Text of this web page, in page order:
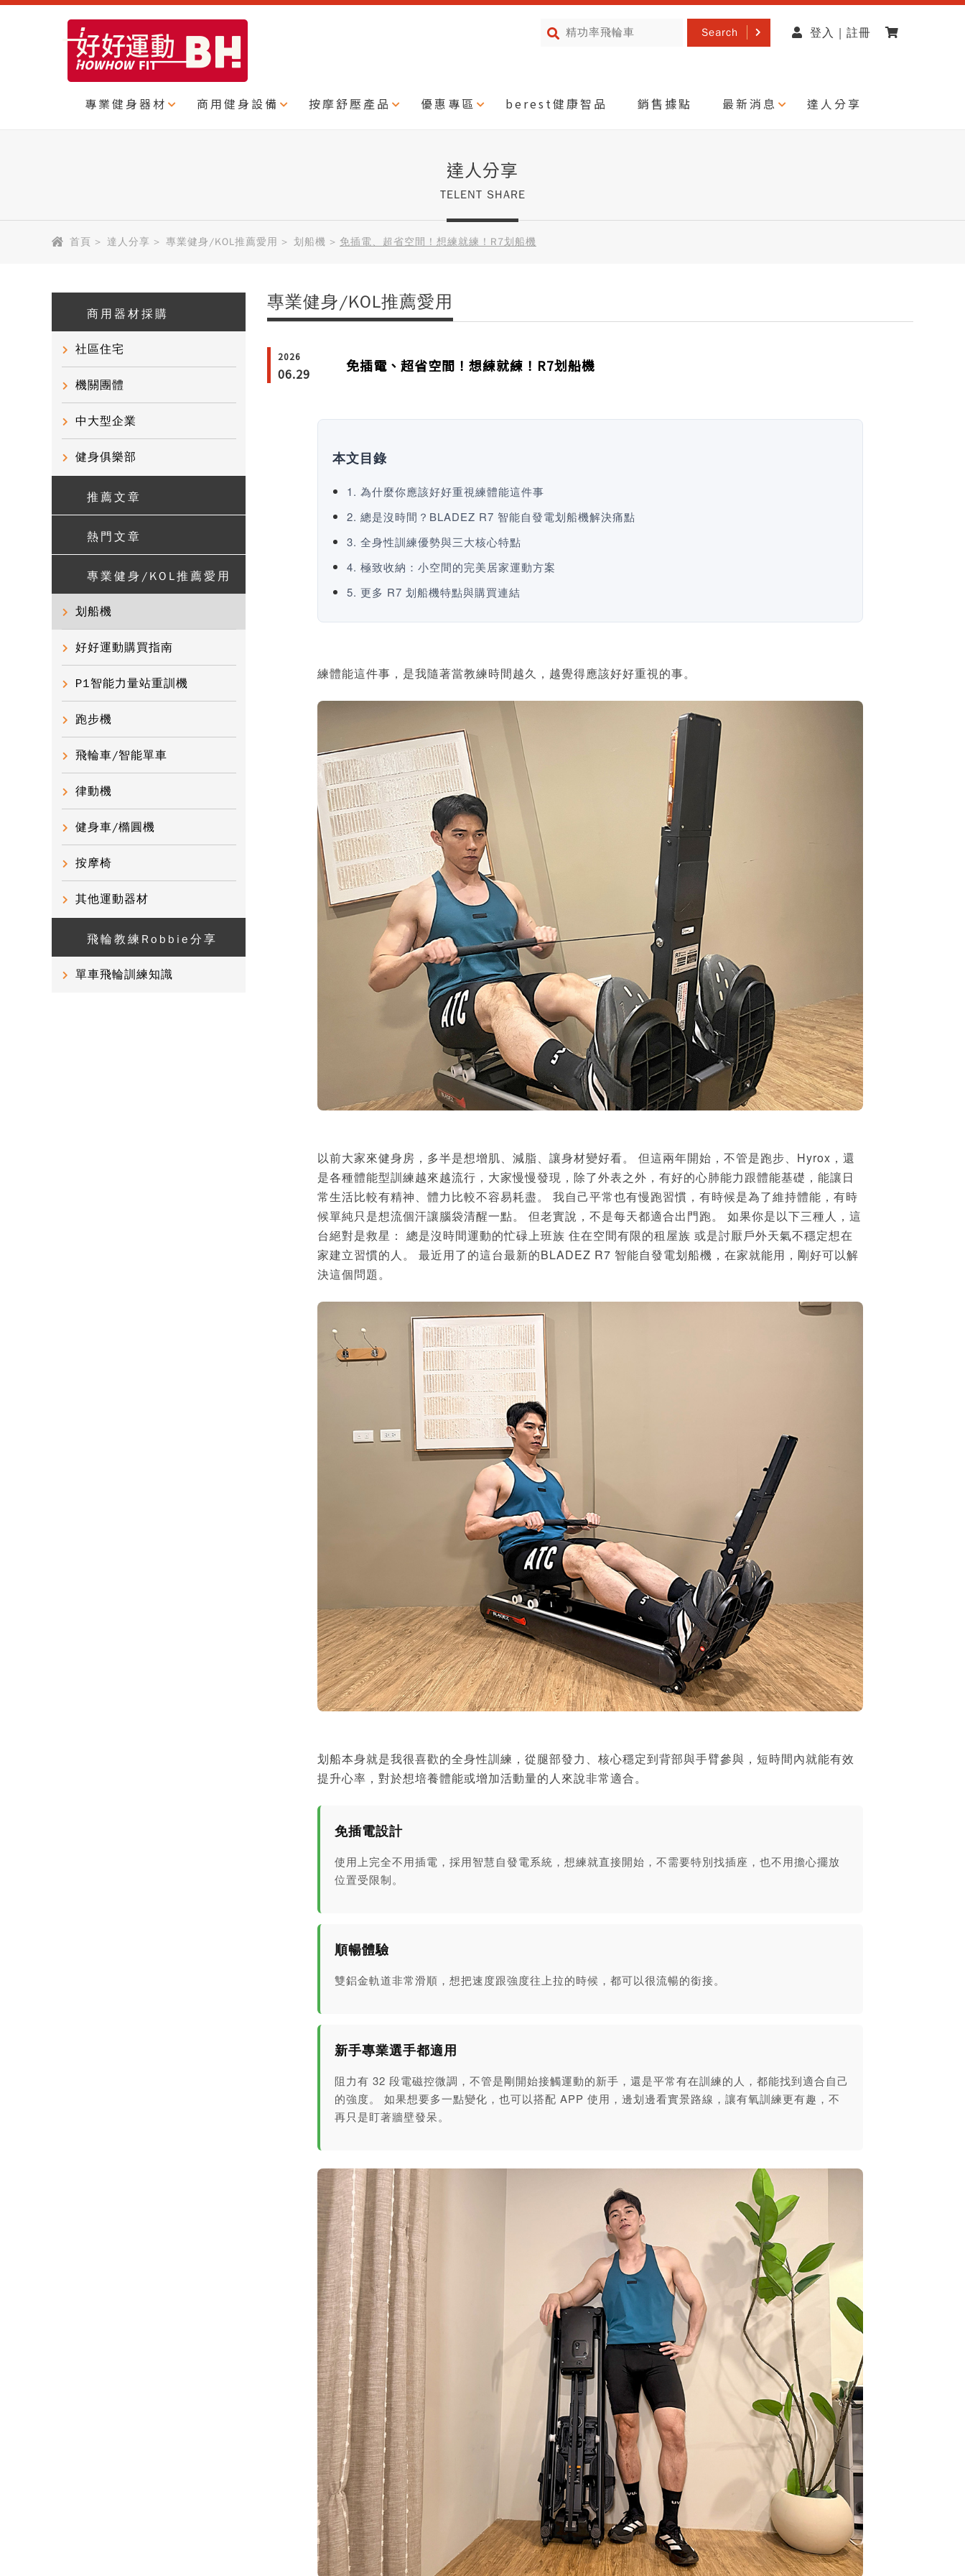
Search 登入 | 註冊
專業健身器材 商用健身設備 按摩舒壓產品 優惠專區 berest健康智品 銷售據點 最新消息 達人分享
達人分享
TELENT SHARE
首頁 > 達人分享 > 專業健身/KOL推薦愛用 > 划船機 > 免插電、超省空間！想練就練！R7划船機
商用器材採購
社區住宅
機關團體
中大型企業
健身俱樂部
推薦文章
熱門文章
專業健身/KOL推薦愛用
划船機
好好運動購買指南
P1智能力量站重訓機
跑步機
飛輪車/智能單車
律動機
健身車/橢圓機
按摩椅
其他運動器材
飛輪教練Robbie分享
單車飛輪訓練知識
專業健身/KOL推薦愛用
2026
06.29 免插電、超省空間！想練就練！R7划船機
本文目錄
1. 為什麼你應該好好重視練體能這件事
2. 總是沒時間？BLADEZ R7 智能自發電划船機解決痛點
3. 全身性訓練優勢與三大核心特點
4. 極致收納：小空間的完美居家運動方案
5. 更多 R7 划船機特點與購買連結
練體能這件事，是我隨著當教練時間越久，越覺得應該好好重視的事。
以前大家來健身房，多半是想增肌、減脂、讓身材變好看。 但這兩年開始，不管是跑步、Hyrox，還
是各種體能型訓練越來越流行，大家慢慢發現，除了外表之外，有好的心肺能力跟體能基礎，能讓日
常生活比較有精神、體力比較不容易耗盡。 我自己平常也有慢跑習慣，有時候是為了維持體能，有時
候單純只是想流個汗讓腦袋清醒一點。 但老實說，不是每天都適合出門跑。 如果你是以下三種人，這
台絕對是救星： 總是沒時間運動的忙碌上班族 住在空間有限的租屋族 或是討厭戶外天氣不穩定想在
家建立習慣的人。 最近用了的這台最新的BLADEZ R7 智能自發電划船機，在家就能用，剛好可以解
決這個問題。
划船本身就是我很喜歡的全身性訓練，從腿部發力、核心穩定到背部與手臂參與，短時間內就能有效
提升心率，對於想培養體能或增加活動量的人來說非常適合。
免插電設計
使用上完全不用插電，採用智慧自發電系統，想練就直接開始，不需要特別找插座，也不用擔心擺放
位置受限制。
順暢體驗
雙鋁金軌道非常滑順，想把速度跟強度往上拉的時候，都可以很流暢的銜接。
新手專業選手都適用
阻力有 32 段電磁控微調，不管是剛開始接觸運動的新手，還是平常有在訓練的人，都能找到適合自己
的強度。 如果想要多一點變化，也可以搭配 APP 使用，邊划邊看實景路線，讓有氧訓練更有趣，不
再只是盯著牆壁發呆。